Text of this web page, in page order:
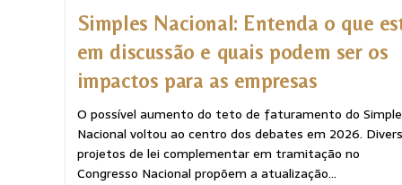
Simples Nacional: Entenda o que
em discussão e quais podem ser os
impactos para as empresas
O possível aumento do teto de faturamento do
Nacional voltou ao centro dos debates em 2026.
projetos de lei complementar em tramitação no
Congresso Nacional propõem a atualização…